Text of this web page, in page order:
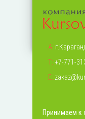
А:
Т: +7-771-
Е:
Принимаем к